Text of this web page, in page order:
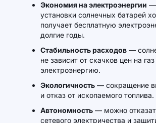
Экономия на электроэнергии —
установки солнечных батарей
получает бесплатную
долгие годы.
Стабильность расходов —
не зависит от скачков цен на
электроэнергию.
Экологичность — сокращение
и отказ от ископаемого топлива.
Автономность — можно
сетевого электричества и